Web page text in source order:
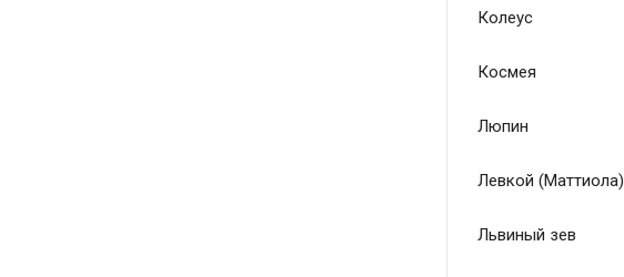
Колеус
Космея
Люпин
Левкой (Маттиола)
Львиный зев